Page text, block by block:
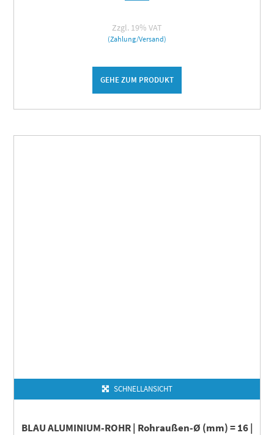
Zzgl. 19% VAT
(Zahlung/Versand)
GEHE ZUM PRODUKT
SCHNELLANSICHT
BLAU ALUMINIUM-ROHR | Rohraußen-Ø (mm) = 16 |